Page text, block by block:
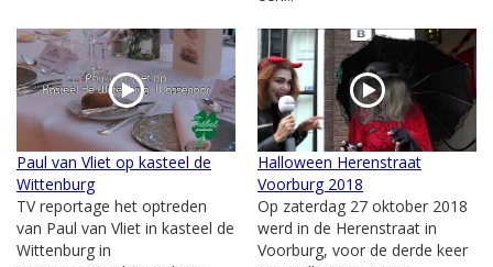
Paul van Vliet op kasteel de
Wittenburg
TV reportage het optreden
van Paul van Vliet in kasteel de
Wittenburg in
Halloween Herenstraat
Voorburg 2018
Op zaterdag 27 oktober 2018
werd in de Herenstraat in
Voorburg, voor de derde keer